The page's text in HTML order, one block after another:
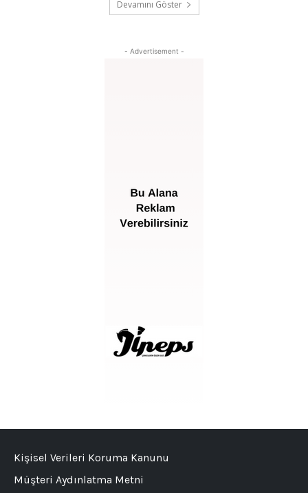
Devamını Göster
- Advertisement -
Kişisel Verileri Koruma Kanunu
Müşteri Aydınlatma Metni